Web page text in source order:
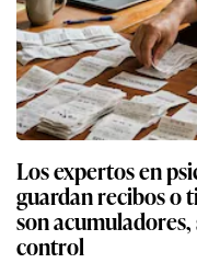
Los expertos en
guardan recibos o
son
control